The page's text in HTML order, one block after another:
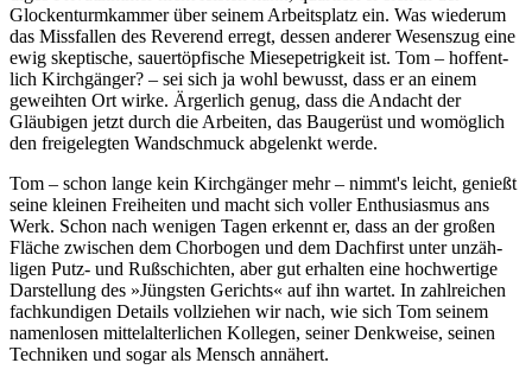
Glocken­turm­kammer über seinem Arbeits­platz ein. Was wiederum
das Missfallen des Reverend erregt, dessen anderer Wesens­zug eine
ewig skeptische, sauer­töpfische Miese­petrig­keit ist. Tom – hoffent­
lich Kirch­gänger? – sei sich ja wohl bewusst, dass er an einem
geweihten Ort wirke. Ärgerlich genug, dass die Andacht der
Gläubigen jetzt durch die Arbeiten, das Bau­gerüst und womög­lich
den freige­legten Wand­schmuck abge­lenkt werde.
Tom – schon lange kein Kirchgänger mehr – nimmt's leicht, genießt
seine kleinen Frei­heiten und macht sich voller Enthu­sias­mus ans
Werk. Schon nach wenigen Tagen erkennt er, dass an der großen
Fläche zwischen dem Chor­bogen und dem Dachfirst unter unzäh­
ligen Putz- und Ruß­schichten, aber gut erhalten eine hoch­wertige
Darstel­lung des »Jüngsten Gerichts« auf ihn wartet. In zahl­reichen
fach­kundigen Details voll­ziehen wir nach, wie sich Tom seinem
namen­losen mittel­alter­lichen Kollegen, seiner Denkweise, seinen
Techniken und sogar als Mensch annähert.